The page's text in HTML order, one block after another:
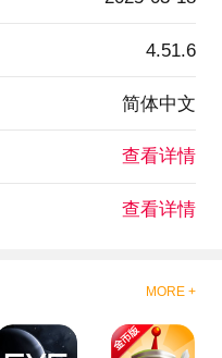
4.51.6
简体中文
查看详情
查看详情
MORE +